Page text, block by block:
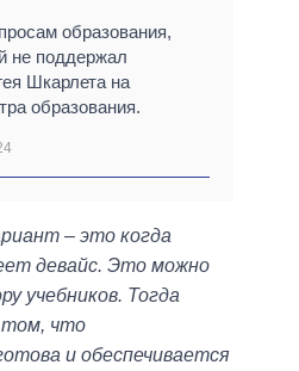
образования,
не поддержал
Шкарлета на
образования.
‒ это когда
девайс. Это можно
учебников. Тогда
том, что
и обеспечивается